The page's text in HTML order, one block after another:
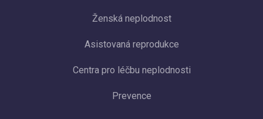
Ženská neplodnost
Asistovaná reprodukce
Centra pro léčbu neplodnosti
Prevence